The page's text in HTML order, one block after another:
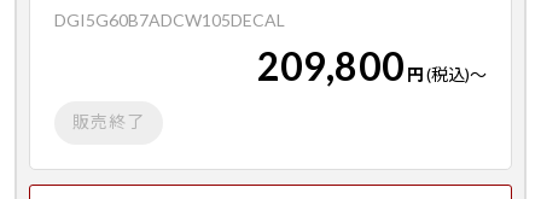
DGI5G60B7ADCW105DECAL
209,800 円(税込)～
販売終了